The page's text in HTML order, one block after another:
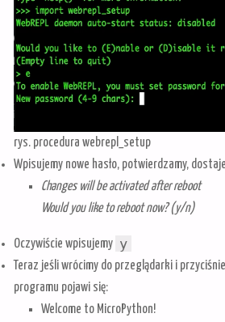
rys. procedura webrepl_setup
Wpisujemy nowe hasło, potwierdzamy,
Changes will be activated after reboot
Would you like to reboot now? (y/n)
Oczywiście wpisujemy y
Teraz jeśli wrócimy do przeglądarki i
programu pojawi się:
Welcome to MicroPython!